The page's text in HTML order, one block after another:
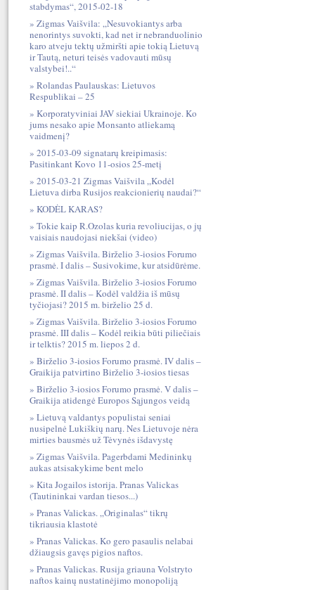
stabdymas“, 2015-02-18
Zigmas Vaišvila: „Nesuvokiantys arba
nenorintys suvokti, kad net ir nebranduolinio
karo atveju tektų užmiršti apie tokią Lietuvą
ir Tautą, neturi teisės vadovauti mūsų
valstybei!..“
Rolandas Paulauskas: Lietuvos
Respublikai – 25
Korporatyviniai JAV siekiai Ukrainoje. Ko
jums nesako apie Monsanto atliekamą
vaidmenį?
2015-03-09 signatarų kreipimasis:
Pasitinkant Kovo 11-osios 25-metį
2015-03-21 Zigmas Vaišvila „Kodėl
Lietuva dirba Rusijos reakcionierių naudai?“
KODĖL KARAS?
Tokie kaip R.Ozolas kuria revoliucijas, o jų
vaisiais naudojasi niekšai (video)
Zigmas Vaišvila. Birželio 3-iosios Forumo
prasmė. I dalis – Susivokime, kur atsidūrėme.
Zigmas Vaišvila. Birželio 3-iosios Forumo
prasmė. II dalis – Kodėl valdžia iš mūsų
tyčiojasi? 2015 m. birželio 25 d.
Zigmas Vaišvila. Birželio 3-iosios Forumo
prasmė. III dalis – Kodėl reikia būti piliečiais
ir telktis? 2015 m. liepos 2 d.
Birželio 3-iosios Forumo prasmė. IV dalis –
Graikija patvirtino Birželio 3-iosios tiesas
Birželio 3-iosios Forumo prasmė. V dalis –
Graikija atidengė Europos Sąjungos veidą
Lietuvą valdantys populistai seniai
nusipelnė Lukiškių narų. Nes Lietuvoje nėra
mirties bausmės už Tėvynės išdavystę
Zigmas Vaišvila. Pagerbdami Medininkų
aukas atsisakykime bent melo
Kita Jogailos istorija. Pranas Valickas
(Tautininkai vardan tiesos...)
Pranas Valickas. „Originalas“ tikrų
tikriausia klastotė
Pranas Valickas. Ko gero pasaulis nelabai
džiaugsis gavęs pigios naftos.
Pranas Valickas. Rusija griauna Volstryto
naftos kainų nustatinėjimo monopoliją